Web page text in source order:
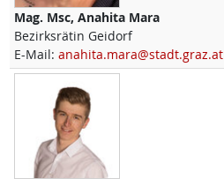
Mag. Msc, Anahita Mara
Bezirksrätin Geidorf
E-Mail: anahita.mara@stadt.graz.at